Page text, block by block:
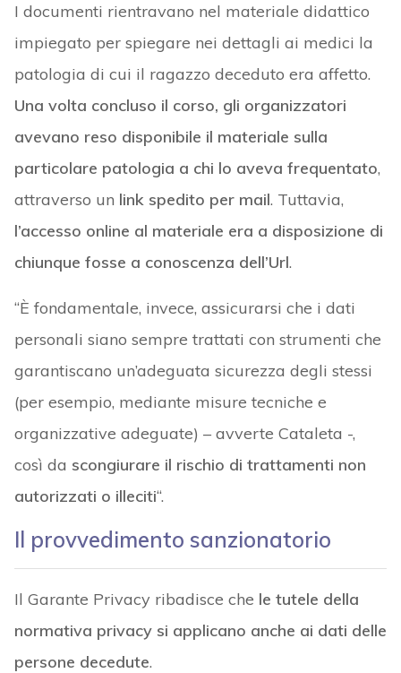
I documenti rientravano nel materiale didattico
impiegato per spiegare nei dettagli ai medici la
patologia di cui il ragazzo deceduto era affetto.
Una volta concluso il corso, gli organizzatori
avevano reso disponibile il materiale sulla
particolare patologia a chi lo aveva frequentato,
attraverso un link spedito per mail. Tuttavia,
l’accesso online al materiale era a disposizione di
chiunque fosse a conoscenza dell’Url.
“È fondamentale, invece, assicurarsi che i dati
personali siano sempre trattati con strumenti che
garantiscano un’adeguata sicurezza degli stessi
(per esempio, mediante misure tecniche e
organizzative adeguate) – avverte Cataleta -,
così da scongiurare il rischio di trattamenti non
autorizzati o illeciti“.
Il provvedimento sanzionatorio
Il Garante Privacy ribadisce che le tutele della
normativa privacy si applicano anche ai dati delle
persone decedute.